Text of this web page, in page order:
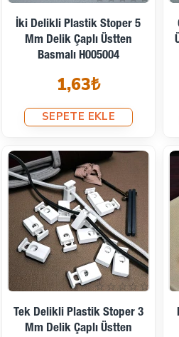
İki Delikli Plastik Stoper 5
Mm Delik Çaplı Üstten
Basmalı H005004
1,63₺
SEPETE EKLE
Tek Delikli Plastik Stoper 3
Mm Delik Çaplı Üstten